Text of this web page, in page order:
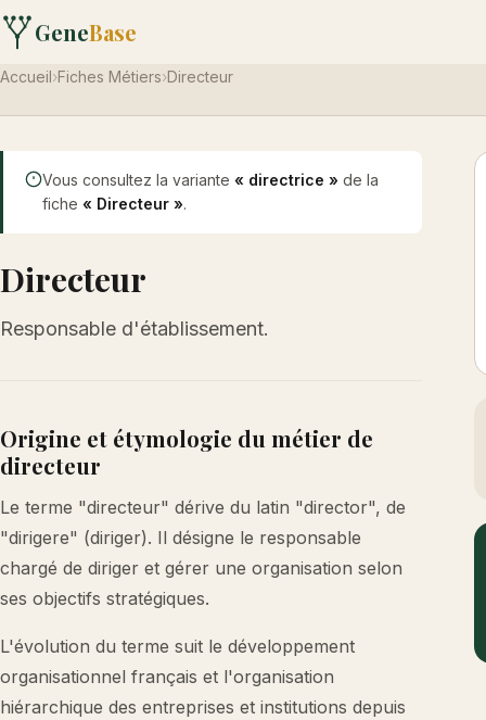
GeneBase
Accueil›Fiches Métiers›Directeur
Vous consultez la variante « directrice » de la
fiche « Directeur ».
Directeur
Responsable d'établissement.
Origine et étymologie du métier de
directeur
Le terme "directeur" dérive du latin "director", de
"dirigere" (diriger). Il désigne le responsable
chargé de diriger et gérer une organisation selon
ses objectifs stratégiques.
L'évolution du terme suit le développement
organisationnel français et l'organisation
hiérarchique des entreprises et institutions depuis